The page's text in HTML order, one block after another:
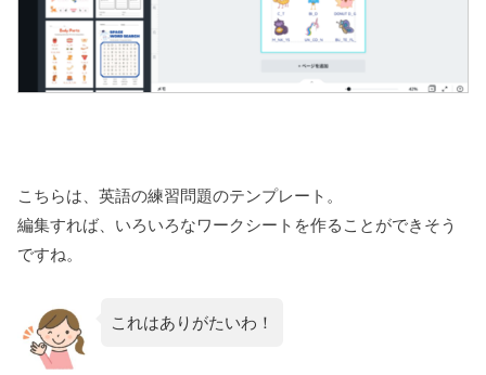
こちらは、英語の練習問題のテンプレート。
編集すれば、いろいろなワークシートを作ることができそう
ですね。
これはありがたいわ！